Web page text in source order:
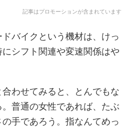
記事はプロモーションが含まれています
バイクという機材は、けっ
シフト関連や変速関係はや
わせてみると、とんでもな
普通の女性であれば、たぶ
手であろう。指なんてめっ